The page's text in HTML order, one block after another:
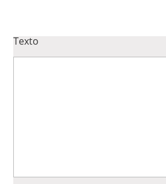
Texto